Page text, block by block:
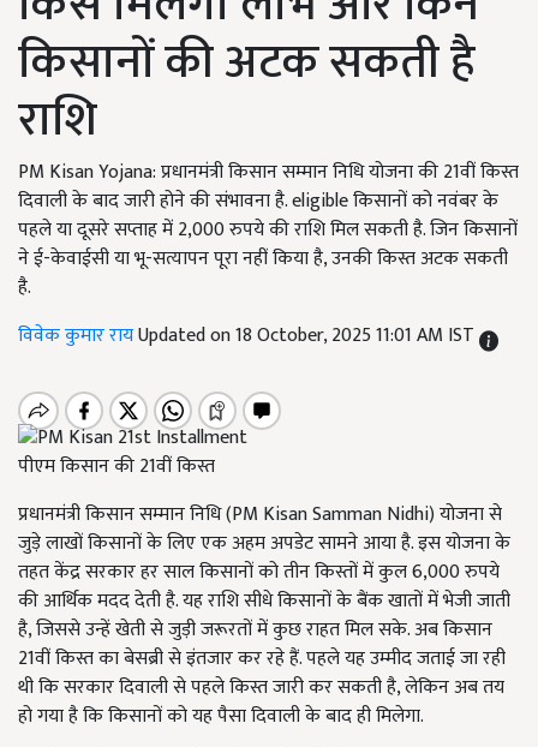
किसानों की अटक सकती है
राशि
PM Kisan Yojana: प्रधानमंत्री किसान सम्मान निधि योजना की 21वीं किस्त
दिवाली के बाद जारी होने की संभावना है. eligible किसानों को नवंबर के
पहले या दूसरे सप्ताह में 2,000 रुपये की राशि मिल सकती है. जिन किसानों
ने ई-केवाईसी या भू-सत्यापन पूरा नहीं किया है, उनकी किस्त अटक सकती
है.
विवेक कुमार रायUpdated on 18 October, 2025 11:01 AM IST
पीएम किसान की 21वीं किस्त
प्रधानमंत्री किसान सम्मान निधि (PM Kisan Samman Nidhi) योजना से
जुड़े लाखों किसानों के लिए एक अहम अपडेट सामने आया है. इस योजना के
तहत केंद्र सरकार हर साल किसानों को तीन किस्तों में कुल 6,000 रुपये
की आर्थिक मदद देती है. यह राशि सीधे किसानों के बैंक खातों में भेजी जाती
है, जिससे उन्हें खेती से जुड़ी जरूरतों में कुछ राहत मिल सके. अब किसान
21वीं किस्त का बेसब्री से इंतजार कर रहे हैं. पहले यह उम्मीद जताई जा रही
थी कि सरकार दिवाली से पहले किस्त जारी कर सकती है, लेकिन अब तय
हो गया है कि किसानों को यह पैसा दिवाली के बाद ही मिलेगा.